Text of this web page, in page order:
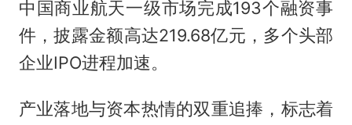
中国商业航天一级市场完成193个融资事
件，披露金额高达219.68亿元，多个头部
企业IPO进程加速。
产业落地与资本热情的双重追捧，标志着